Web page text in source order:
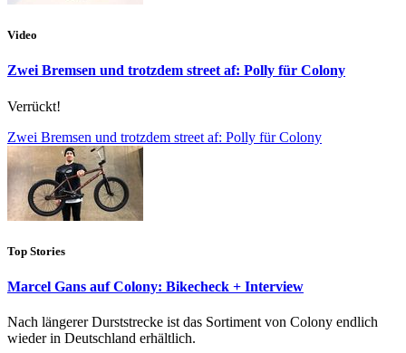
Video
Zwei Bremsen und trotzdem street af: Polly für Colony
Verrückt!
Zwei Bremsen und trotzdem street af: Polly für Colony
Top Stories
Marcel Gans auf Colony: Bikecheck + Interview
Nach längerer Durststrecke ist das Sortiment von Colony endlich
wieder in Deutschland erhältlich.